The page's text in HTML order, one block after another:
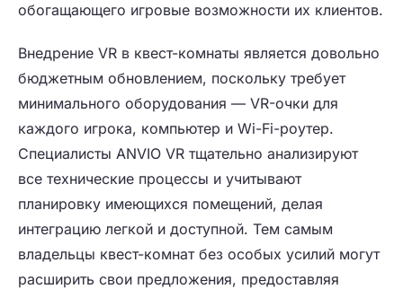
обогащающего игровые возможности их клиентов.
Внедрение VR в квест-комнаты является довольно
бюджетным обновлением, поскольку требует
минимального оборудования — VR-очки для
каждого игрока, компьютер и Wi-Fi-роутер.
Специалисты ANVIO VR тщательно анализируют
все технические процессы и учитывают
планировку имеющихся помещений, делая
интеграцию легкой и доступной. Тем самым
владельцы квест-комнат без особых усилий могут
расширить свои предложения, предоставляя